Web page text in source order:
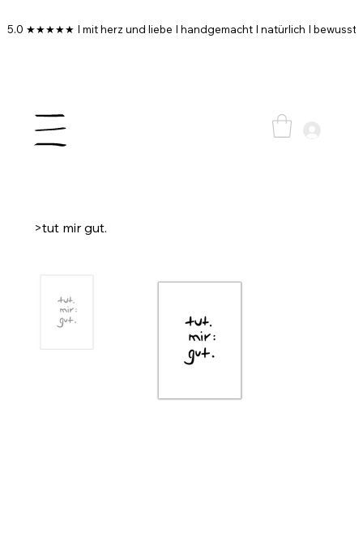
5.0 ★★★★★ I mit herz und liebe I handgemacht I natürlich I bewusst
>tut mir gut.